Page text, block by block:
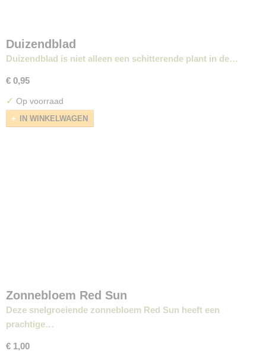
Duizendblad
Duizendblad is niet alleen een schitterende plant in de…
€ 0,95
✓ Op voorraad
IN WINKELWAGEN
Zonnebloem Red Sun
Deze snelgroeiende zonnebloem Red Sun heeft een
prachtige…
€ 1,00